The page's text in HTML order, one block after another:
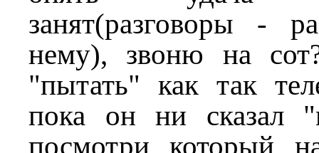
занят(разговоры -
нему), звоню на
"пытать" как так
пока он ни сказал
посмотри который